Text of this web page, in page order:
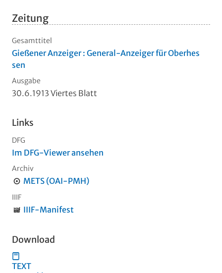
Zeitung
Gesamttitel
Gießener Anzeiger : General-Anzeiger für Oberhes
sen
Ausgabe
30.6.1913 Viertes Blatt
Links
DFG
Im DFG-Viewer ansehen
Archiv
METS (OAI-PMH)
IIIF
IIIF-Manifest
Download
TEXT